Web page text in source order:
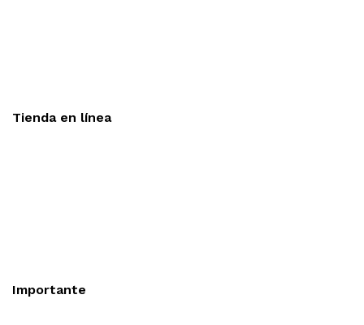
Tienda en línea
Importante